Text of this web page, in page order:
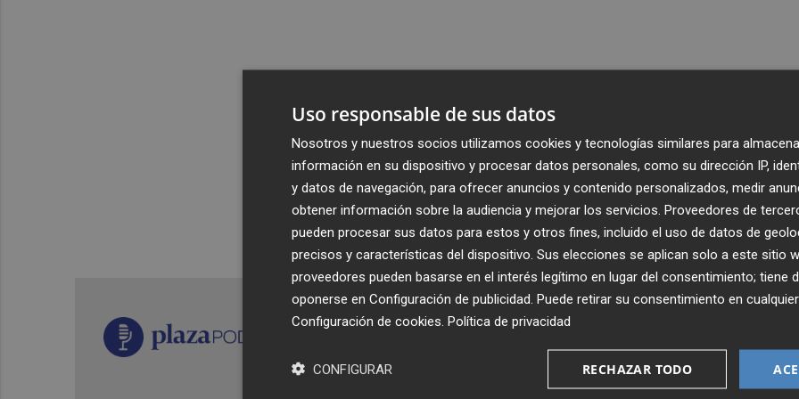
Recibe toda la actualidad de
Plaza Podcast en tu correo
Uso responsable de sus datos
Nosotros y nuestros socios utilizamos cookies y tecnologías similares para
información en su dispositivo y procesar datos personales, como su dirección IP,
y datos de navegación, para ofrecer anuncios y contenido personalizados, medir
obtener información sobre la audiencia y mejorar los servicios. Proveedores de
pueden procesar sus datos para estos y otros fines, incluido el uso de datos de
precisos y características del dispositivo. Sus elecciones se aplican solo a este sitio
proveedores pueden basarse en el interés legítimo en lugar del consentimiento; tiene
oponerse en Configuración de publicidad . Puede retirar su consentimiento en
Configuración de cookies Política de privacidad
RECHAZAR TODO
CONFIGURAR